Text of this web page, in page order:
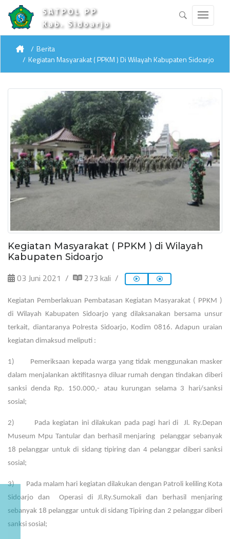
SATPOL PP
Kab. Sidoarjo
Berita
Kegiatan Masyarakat ( PPKM ) Di Wilayah Kabupaten Sidoarjo
Kegiatan Masyarakat ( PPKM ) di Wilayah
Kabupaten Sidoarjo
03 Juni 2021 273 kali
Kegiatan Pemberlakuan Pembatasan Kegiatan Masyarakat ( PPKM )
di Wilayah Kabupaten Sidoarjo yang dilaksanakan bersama unsur
terkait, diantaranya Polresta Sidoarjo, Kodim 0816. Adapun uraian
kegiatan dimaksud meliputi :
1) Pemeriksaan kepada warga yang tidak menggunakan masker
dalam menjalankan aktifitasnya diluar rumah dengan tindakan diberi
sanksi denda Rp. 150.000,- atau kurungan selama 3 hari/sanksi
sosial;
2) Pada kegiatan ini dilakukan pada pagi hari di Jl. Ry.Depan
Museum Mpu Tantular dan berhasil menjaring pelanggar sebanyak
18 pelanggar untuk di sidang tipiring dan 4 pelanggar diberi sanksi
sosial;
3) Pada malam hari kegiatan dilakukan dengan Patroli keliling Kota
Sidoarjo dan Operasi di Jl.Ry.Sumokali dan berhasil menjaring
sebanyak 18 pelanggar untuk di sidang Tipiring dan 2 pelanggar diberi
sanksi sosial;